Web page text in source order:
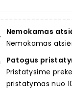
Nemokamas
Nemokamas
Patogus
Pristatysime
pristatymas nuo